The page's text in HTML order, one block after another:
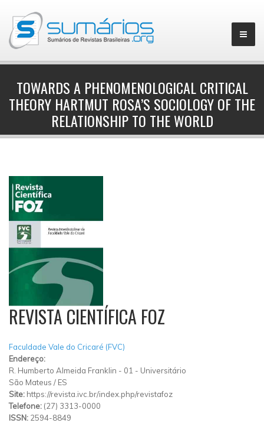
▼
TOWARDS A PHENOMENOLOGICAL CRITICAL
THEORY HARTMUT ROSA’S SOCIOLOGY OF THE
RELATIONSHIP TO THE WORLD
REVISTA CIENTÍFICA FOZ
Faculdade Vale do Cricaré (FVC)
Endereço:
R. Humberto Almeida Franklin - 01 - Universitário
São Mateus / ES
Site: https://revista.ivc.br/index.php/revistafoz
Telefone: (27) 3313-0000
ISSN: 2594-8849